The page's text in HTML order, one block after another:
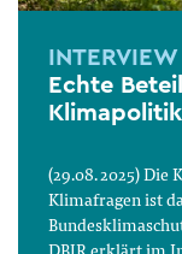
INTERVIEW
Echte
(29.08. 2025) Die
Klimafragen ist
DBJR erklärt im